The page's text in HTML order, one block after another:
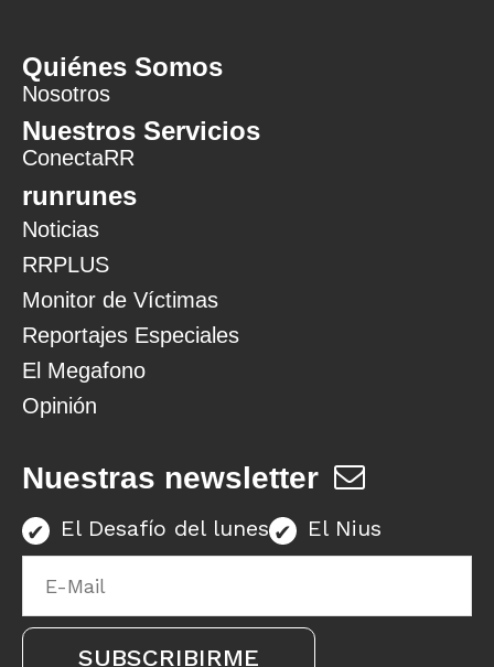
Quiénes Somos
Nosotros
Nuestros Servicios
ConectaRR
runrunes
Noticias
RRPLUS
Monitor de Víctimas
Reportajes Especiales
El Megafono
Opinión
Nuestras newsletter
El Desafío del lunes El Nius